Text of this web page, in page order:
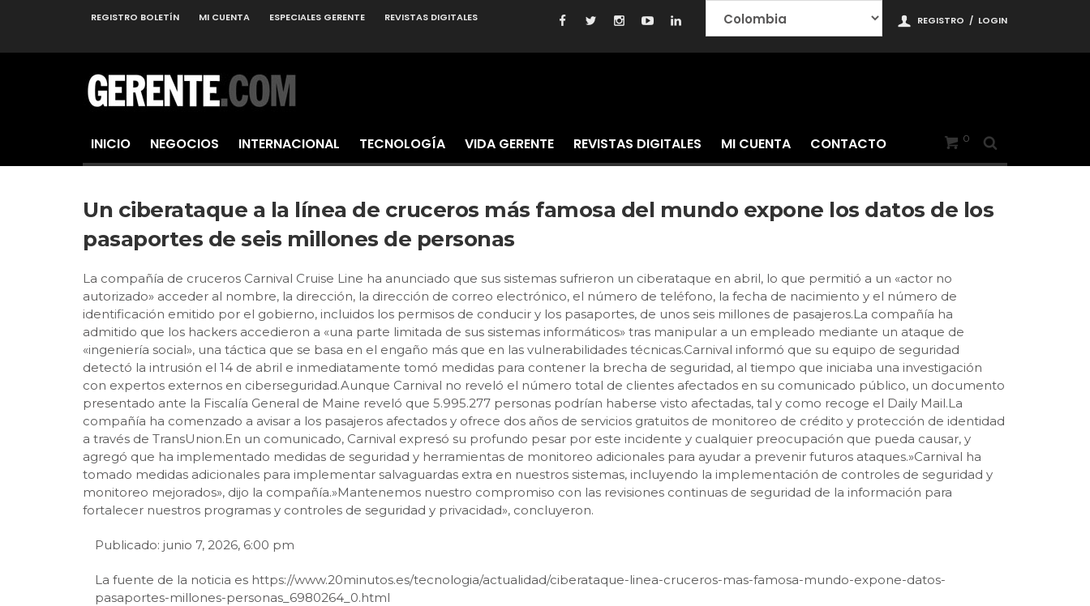
REGISTRO / LOGIN
REGISTRO BOLETÍN MI CUENTA ESPECIALES GERENTE REVISTAS DIGITALES
0
INICIO NEGOCIOS INTERNACIONAL TECNOLOGÍA VIDA GERENTE REVISTAS DIGITALES MI CUENTA CONTACTO
Un ciberataque a la línea de cruceros más famosa del mundo expone los datos de los
pasaportes de seis millones de personas
La compañía de cruceros Carnival Cruise Line ha anunciado que sus sistemas sufrieron un ciberataque en abril, lo que permitió a un «actor no
autorizado» acceder al nombre, la dirección, la dirección de correo electrónico, el número de teléfono, la fecha de nacimiento y el número de
identificación emitido por el gobierno, incluidos los permisos de conducir y los pasaportes, de unos seis millones de pasajeros.La compañía ha
admitido que los hackers accedieron a «una parte limitada de sus sistemas informáticos» tras manipular a un empleado mediante un ataque de
«ingeniería social», una táctica que se basa en el engaño más que en las vulnerabilidades técnicas.Carnival informó que su equipo de seguridad
detectó la intrusión el 14 de abril e inmediatamente tomó medidas para contener la brecha de seguridad, al tiempo que iniciaba una investigación
con expertos externos en ciberseguridad.Aunque Carnival no reveló el número total de clientes afectados en su comunicado público, un documento
presentado ante la Fiscalía General de Maine reveló que 5.995.277 personas podrían haberse visto afectadas, tal y como recoge el Daily Mail.La
compañía ha comenzado a avisar a los pasajeros afectados y ofrece dos años de servicios gratuitos de monitoreo de crédito y protección de identidad
a través de TransUnion.En un comunicado, Carnival expresó su profundo pesar por este incidente y cualquier preocupación que pueda causar, y
agregó que ha implementado medidas de seguridad y herramientas de monitoreo adicionales para ayudar a prevenir futuros ataques.»Carnival ha
tomado medidas adicionales para implementar salvaguardas extra en nuestros sistemas, incluyendo la implementación de controles de seguridad y
monitoreo mejorados», dijo la compañía.»Mantenemos nuestro compromiso con las revisiones continuas de seguridad de la información para
fortalecer nuestros programas y controles de seguridad y privacidad», concluyeron.
Publicado: junio 7, 2026, 6:00 pm
La fuente de la noticia es https://www.20minutos.es/tecnologia/actualidad/ciberataque-linea-cruceros-mas-famosa-mundo-expone-datos-
pasaportes-millones-personas_6980264_0.html